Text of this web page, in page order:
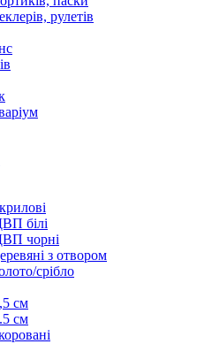
рулетів
білі
чорні
з отвором
срібло
см
см